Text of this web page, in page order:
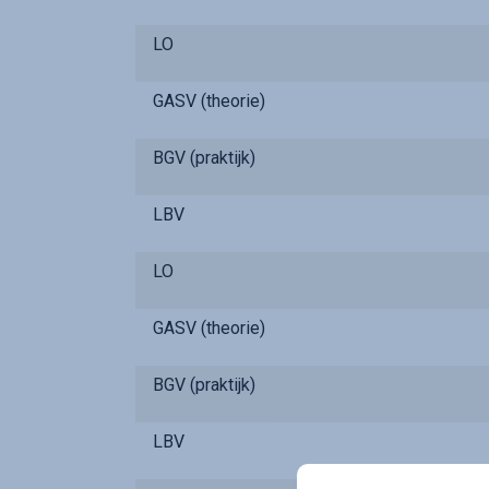
LO
GASV (theorie)
BGV (praktijk)
LBV
LO
GASV (theorie)
BGV (praktijk)
LBV